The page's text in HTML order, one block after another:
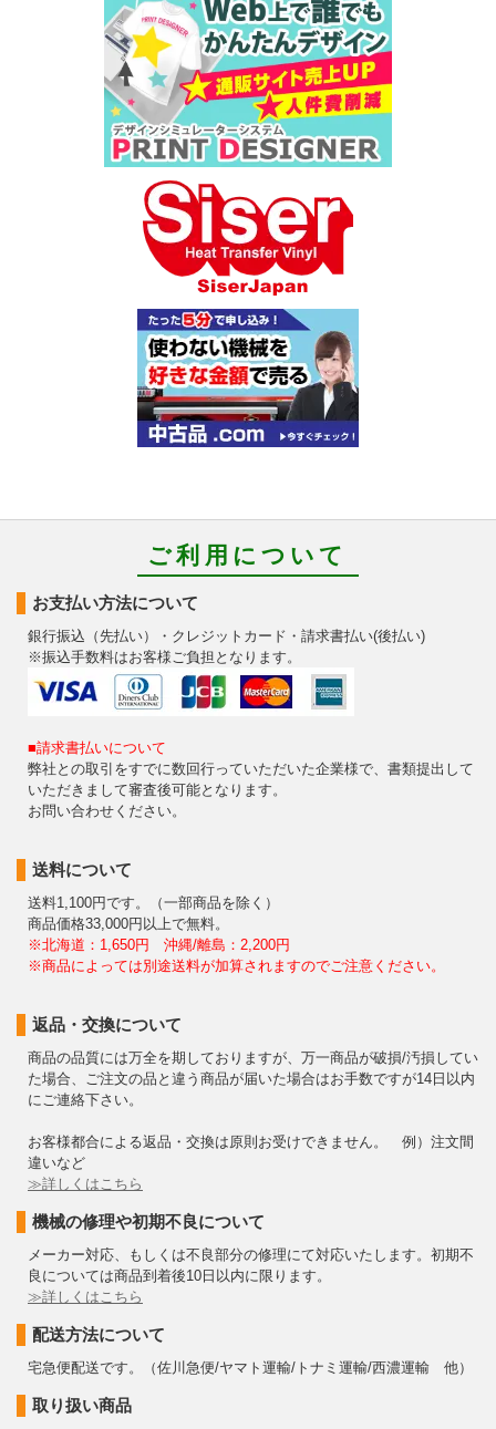
ご利用について
お支払い方法について
銀行振込（先払い）・クレジットカード・請求書払い(後払い)
※振込手数料はお客様ご負担となります。
■請求書払いについて
弊社との取引をすでに数回行っていただいた企業様で、書類提出して
いただきまして審査後可能となります。
お問い合わせください。
送料について
送料1,100円です。（一部商品を除く）
商品価格33,000円以上で無料。
※北海道：1,650円 沖縄/離島：2,200円
※商品によっては別途送料が加算されますのでご注意ください。
返品・交換について
商品の品質には万全を期しておりますが、万一商品が破損/汚損してい
た場合、ご注文の品と違う商品が届いた場合はお手数ですが14日以内
にご連絡下さい。
お客様都合による返品・交換は原則お受けできません。 例）注文間
違いなど
≫詳しくはこちら
機械の修理や初期不良について
メーカー対応、もしくは不良部分の修理にて対応いたします。初期不
良については商品到着後10日以内に限ります。
≫詳しくはこちら
配送方法について
宅急便配送です。（佐川急便/ヤマト運輸/トナミ運輸/西濃運輸 他）
取り扱い商品